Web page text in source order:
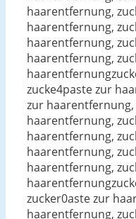
haarentfernung,
haarentfernung,
haarentfernung,
haarentfernung,
zucke4paste zur
zur
haarentfernung,
haarentfernung,
haarentfernung,
haarentfernung,
zucker0aste zur
haarentfernung,